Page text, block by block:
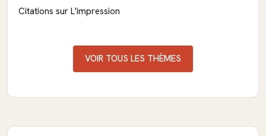
Citations sur L'impression
VOIR TOUS LES THÈMES